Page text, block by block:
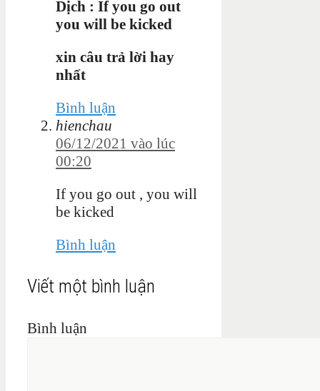
Dịch : If you go out
you will be kicked
xin câu trả lời hay
nhất
Bình luận
hienchau
06/12/2021 vào lúc
00:20
If you go out , you will
be kicked
Bình luận
Viết một bình luận
Bình luận